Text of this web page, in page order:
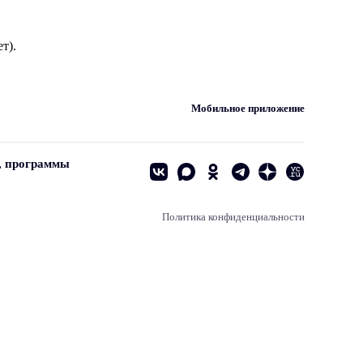
Мобильное приложение
программы
Политика конфиденциальности